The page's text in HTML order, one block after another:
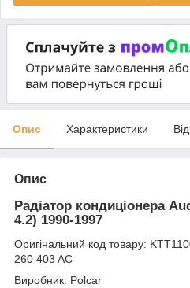
Опис Характеристики
Опис
Радіатор кондиціонера
4.2) 1990-1997
Оригінальний код товару:
260 403 AC
Виробник: Polcar